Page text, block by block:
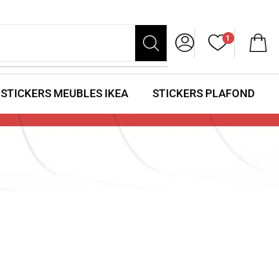
1
STICKERS MEUBLES IKEA STICKERS PLAFOND